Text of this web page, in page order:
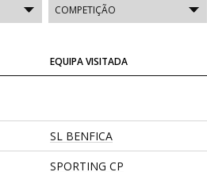
EQUIPA VISITADA
SL BENFICA
SPORTING CP